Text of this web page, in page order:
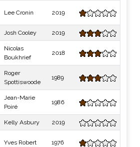
Lee Cronin 2019
Josh Cooley 2019
Nicolas
Boukhrief
2018
Roger
Spottiswoode
1989
Jean-Marie
Poiré
1986
Kelly Asbury 2019
Yves Robert 1976